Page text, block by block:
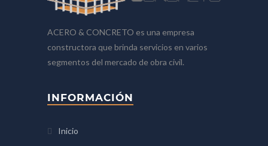
ACERO & CONCRETO es una empresa
constructora que brinda servicios en varios
segmentos del mercado de obra civil.
INFORMACIÓN
Inicio